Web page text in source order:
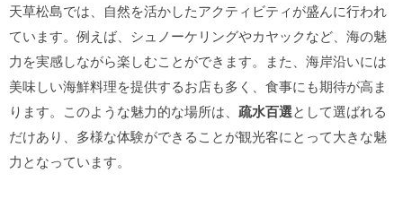
天草松島では、自然を活かしたアクティビティが盛んに行われ
ています。例えば、シュノーケリングやカヤックなど、海の魅
力を実感しながら楽しむことができます。また、海岸沿いには
美味しい海鮮料理を提供するお店も多く、食事にも期待が高ま
ります。このような魅力的な場所は、 疏水百選として選ばれる
だけあり、多様な体験ができることが観光客にとって大きな魅
力となっています。